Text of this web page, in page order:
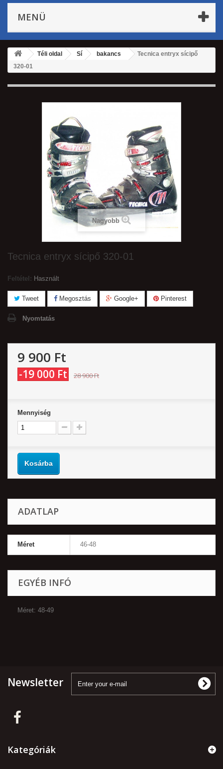
MENÜ
Téli oldal Sí bakancs
Tecnica entryx sícipő
320-01
Nagyobb
Tecnica entryx sícipő 320-01
Feltétel: Használt
Tweet Megosztás Google+ Pinterest
Nyomtatás
9 900 Ft‎
-19 000 Ft‎ 28 900 Ft‎
Mennyiség
Kosárba
ADATLAP
Méret 46-48
EGYÉB INFÓ
Méret: 48-49
Newsletter
Kategóriák